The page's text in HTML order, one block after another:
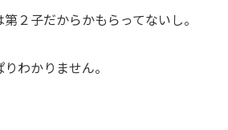
２子だからかもらってないし。
わかりません。